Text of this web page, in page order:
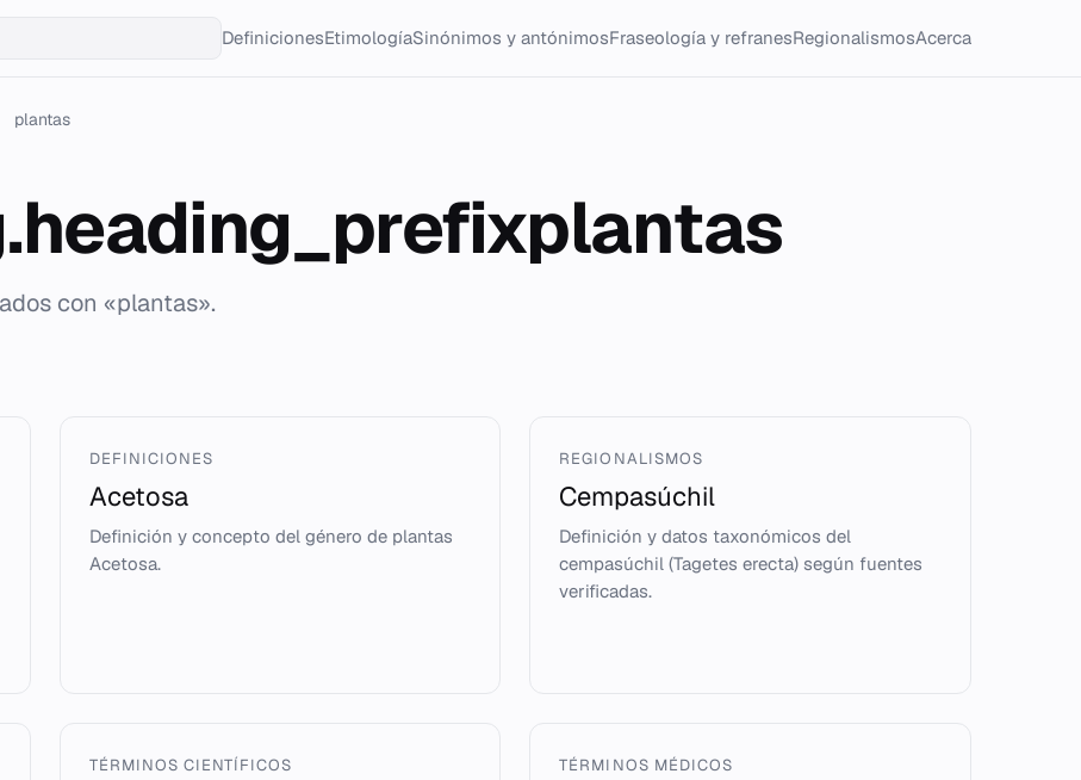
DefinicionesEtimologíaSinónimos y antónimosFraseología y refranesRegionalismosAcerca
plantas
con «plantas».
DEFINICIONES
Acetosa
Definición y concepto del género de plantas
Acetosa.
REGIONALISMOS
Cempasúchil
Definición y datos taxonómicos del
cempasúchil (Tagetes erecta) según fuentes
verificadas.
TÉRMINOS CIENTÍFICOS TÉRMINOS MÉDICOS